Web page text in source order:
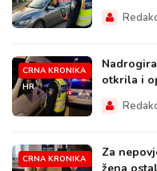
CRNA KRONIKA
HR
otkrila i
CRNA KRONIKA
Za